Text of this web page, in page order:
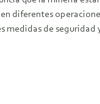
diferentes
medidas de